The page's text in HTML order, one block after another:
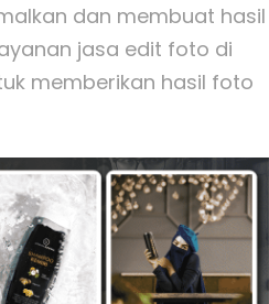
dan membuat hasil
jasa edit foto di
memberikan hasil foto